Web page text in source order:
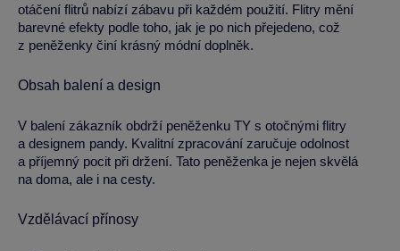
otáčení flitrů nabízí zábavu při každém použití. Flitry mění
barevné efekty podle toho, jak je po nich přejedeno, což
z peněženky činí krásný módní doplněk.
Obsah balení a design
V balení zákazník obdrží peněženku TY s otočnými flitry
a designem pandy. Kvalitní zpracování zaručuje odolnost
a příjemný pocit při držení. Tato peněženka je nejen skvělá
na doma, ale i na cesty.
Vzdělávací přínosy